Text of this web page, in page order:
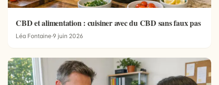
CBD et alimentation : cuisiner avec du CBD sans faux pas
Léa Fontaine·9 juin 2026